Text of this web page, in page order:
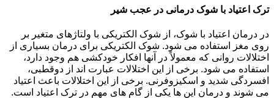
ترک اعتیاد با شوک درمانی در عجب شیر
در درمان اعتیاد با شوک، از شوک الکتریکی با ولتاژهای متغیر بر
روی مغز استفاده می شود. شوک الکتریکی برای درمان بسیاری از
اختلالات روانی که معمولاً در آنها افکار خودکشی هم وجود دارد،
استفاده می شود. برخی از این اختلالات عبارت اند از دوقطبی،
افسردگی شدید و اسکیزوفرنی. برخی از این اختلالات باعث اعتیاد
می شوند و درمان این ها یکی از گام های مهم در ترک اعتیاد است.